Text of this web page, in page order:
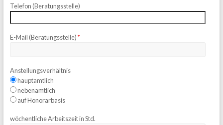
Telefon (Beratungsstelle)
E-Mail (Beratungsstelle)*
Anstellungsverhältnis
hauptamtlich
nebenamtlich
auf Honorarbasis
wöchentliche Arbeitszeit in Std.